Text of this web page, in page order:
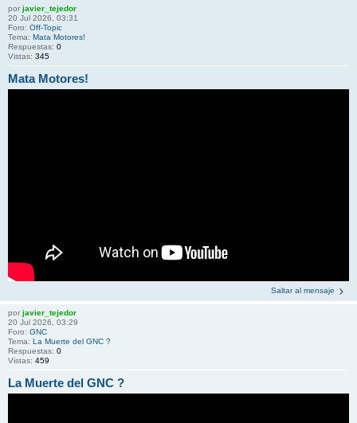
por javier_tejedor
20 Jul 2026, 03:31
Foro: Off-Topic
Tema: Mata Motores!
Respuestas: 0
Vistas: 345
Mata Motores!
Saltar al mensaje
por javier_tejedor
20 Jul 2026, 03:29
Foro: GNC
Tema: La Muerte del GNC ?
Respuestas: 0
Vistas: 459
La Muerte del GNC ?